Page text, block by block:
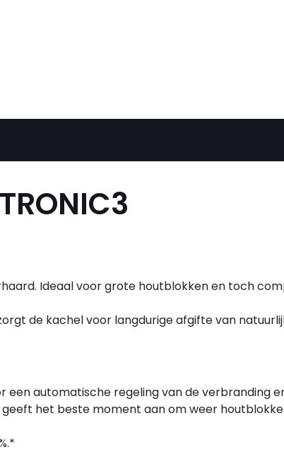
Ideaal voor grote houtblokken en toch
de kachel voor langdurige afgifte van
een automatische regeling van de verbranding
het beste moment aan om weer